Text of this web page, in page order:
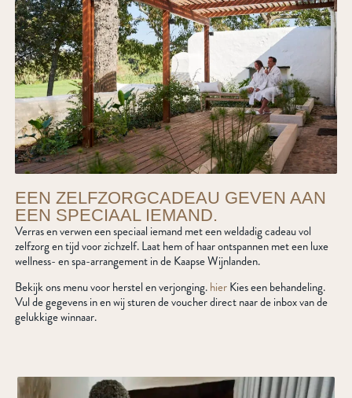
EEN ZELFZORGCADEAU GEVEN AAN
EEN SPECIAAL IEMAND.
Verras en verwen een speciaal iemand met een weldadig cadeau vol
zelfzorg en tijd voor zichzelf. Laat hem of haar ontspannen met een luxe
wellness- en spa-arrangement in de Kaapse Wijnlanden.
Bekijk ons menu voor herstel en verjonging.hierKies een behandeling.
Vul de gegevens in en wij sturen de voucher direct naar de inbox van de
gelukkige winnaar.